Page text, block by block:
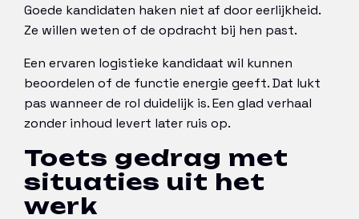
Goede kandidaten haken niet af door eerlijkheid.
Ze willen weten of de opdracht bij hen past.
Een ervaren logistieke kandidaat wil kunnen
beoordelen of de functie energie geeft. Dat lukt
pas wanneer de rol duidelijk is. Een glad verhaal
zonder inhoud levert later ruis op.
Toets gedrag met
situaties uit het
werk